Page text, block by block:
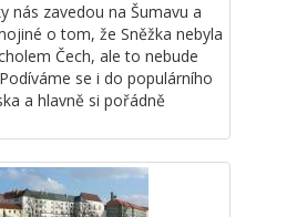
nás zavedou na Šumavu a
o tom, že Sněžka nebyla
Čech, ale to nebude
se i do populárního
a hlavně si pořádně